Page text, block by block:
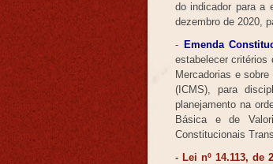
do indicador para a
dezembro de 2020,
- Emenda
estabelecer critérios
Mercadorias e
(ICMS), para
planejamento na
Básica e de
Constitucionais
- Lei nº 14.113, de